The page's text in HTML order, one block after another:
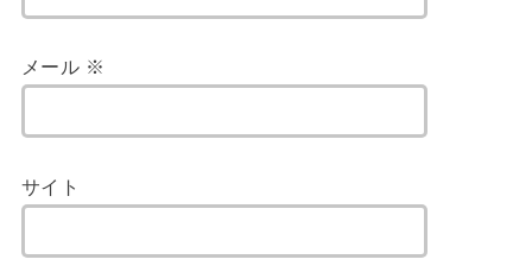
メール ※
サイト